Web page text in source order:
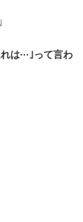
は···｣って言わ